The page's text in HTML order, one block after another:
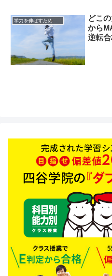
学力を伸ばすためのヒント
どこ
から
逆転